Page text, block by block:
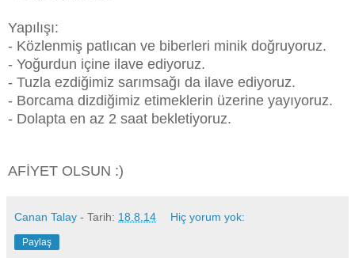
Yapılışı:
- Közlenmiş patlıcan ve biberleri minik doğruyoruz.
- Yoğurdun içine ilave ediyoruz.
- Tuzla ezdiğimiz sarımsağı da ilave ediyoruz.
- Borcama dizdiğimiz etimeklerin üzerine yayıyoruz.
- Dolapta en az 2 saat bekletiyoruz.
AFİYET OLSUN :)
Canan Talay - Tarih: 18.8.14 Hiç yorum yok:
Paylaş